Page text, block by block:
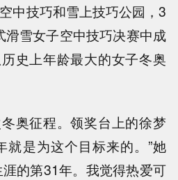
技巧和雪上技巧公园，3
雪女子空中技巧决赛中成
史上年龄最大的女子冬奥
征程。领奖台上的徐梦
就是为这个目标来的。”她
的第31年。我觉得热爱可